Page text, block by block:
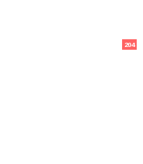
204